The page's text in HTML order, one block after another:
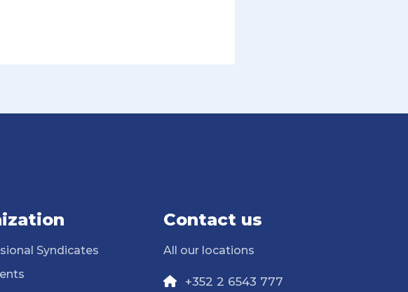
Syndicates
Contact us
All our locations
+352 2 6543 777